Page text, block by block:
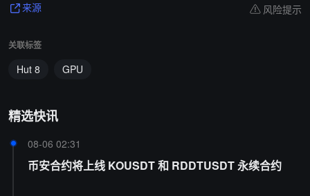
来源 风险提示
关联标签
Hut 8 GPU
精选快讯
08-06 02:31
币安合约将上线 KOUSDT 和 RDDTUSDT 永续合约